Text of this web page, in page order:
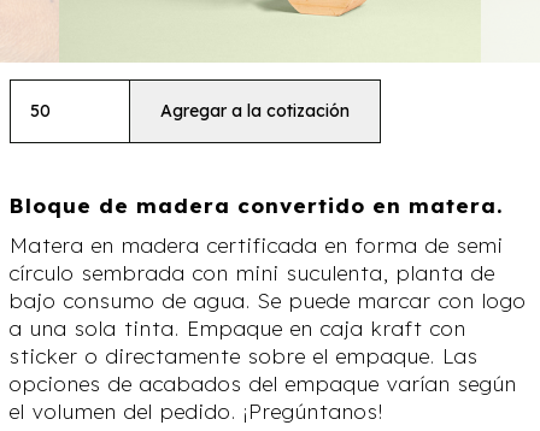
Bloque de madera convertido en matera.
Matera en madera certificada en forma de semi
círculo sembrada con mini suculenta, planta de
bajo consumo de agua. Se puede marcar con logo
a una sola tinta. Empaque en caja kraft con
sticker o directamente sobre el empaque. Las
opciones de acabados del empaque varían según
el volumen del pedido. ¡Pregúntanos!